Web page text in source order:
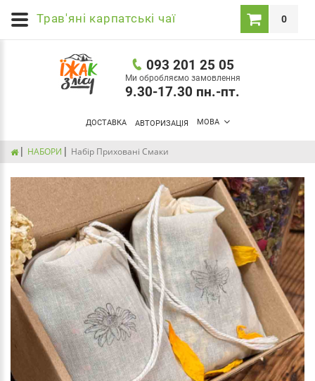
093 201 25 05
Ми обробляємо замовлення
9.30-17.30 пн.-пт.
ДОСТАВКА
0
МОВА
АВТОРИЗАЦІЯ
НАБОРИ Набір Приховані Смаки
Трав'яні карпатські чаї